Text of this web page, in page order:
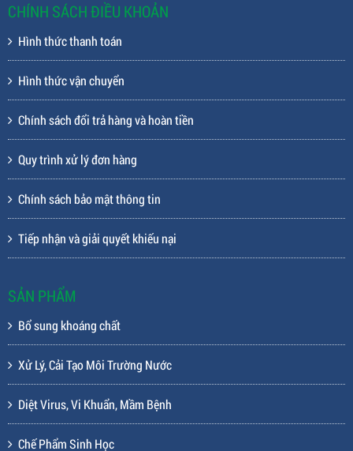
CHÍNH SÁCH ĐIỀU KHOẢN
Hình thức thanh toán
Hình thức vận chuyển
Chính sách đổi trả hàng và hoàn tiền
Quy trình xử lý đơn hàng
Chính sách bảo mật thông tin
Tiếp nhận và giải quyết khiếu nại
SẢN PHẨM
Bổ sung khoáng chất
Xử Lý, Cải Tạo Môi Trường Nước
Diệt Virus, Vi Khuẩn, Mầm Bệnh
Chế Phẩm Sinh Học